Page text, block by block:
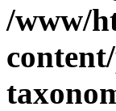
/www/